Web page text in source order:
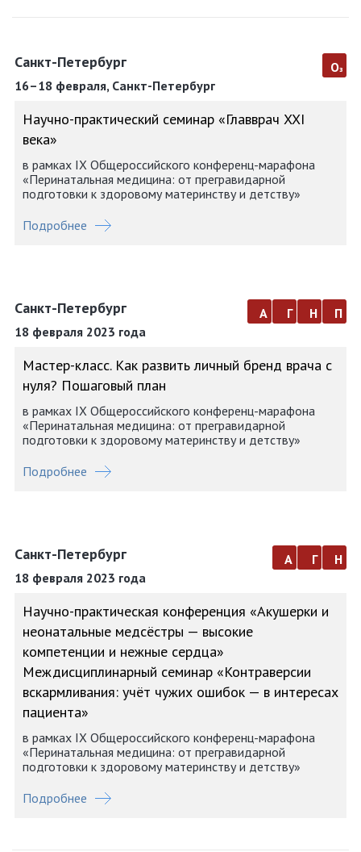
Санкт-Петербург
16–18 февраля, Санкт-Петербург
оз
Научно-практический семинар «Главврач XXI
века»
в рамках IX Общероссийского конференц-марафона
«Перинатальная медицина: от прегравидарной
подготовки к здоровому материнству и детству»
Подробнее
Санкт-Петербург
18 февраля 2023 года
а г н п
Мастер-класс. Как развить личный бренд врача с
нуля? Пошаговый план
в рамках IX Общероссийского конференц-марафона
«Перинатальная медицина: от прегравидарной
подготовки к здоровому материнству и детству»
Подробнее
Санкт-Петербург
18 февраля 2023 года
а г н
Научно-практическая конференция «Акушерки и
неонатальные медсёстры — высокие
компетенции и нежные сердца»
Междисциплинарный семинар «Контраверсии
вскармливания: учёт чужих ошибок — в интересах
пациента»
в рамках IX Общероссийского конференц-марафона
«Перинатальная медицина: от прегравидарной
подготовки к здоровому материнству и детству»
Подробнее